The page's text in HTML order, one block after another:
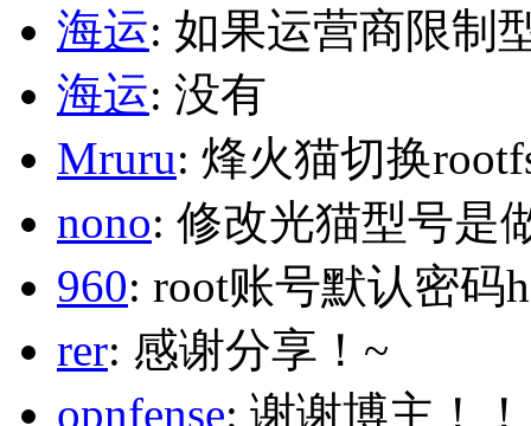
海运: 如果运营商限制
海运: 没有
Mruru: 烽火猫切换
nono: 修改光猫型号是
960: root账号默认密码
rer: 感谢分享！~
opnfense: 谢谢博主！